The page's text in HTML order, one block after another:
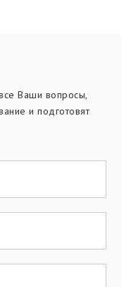
Ваши вопросы,
и подготовят